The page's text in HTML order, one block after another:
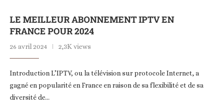
LE MEILLEUR ABONNEMENT IPTV EN
FRANCE POUR 2024
26 avril 2024 2,3K views
Introduction L’IPTV, ou la télévision sur protocole Internet, a
gagné en popularité en France en raison de sa flexibilité et de sa
diversité de…